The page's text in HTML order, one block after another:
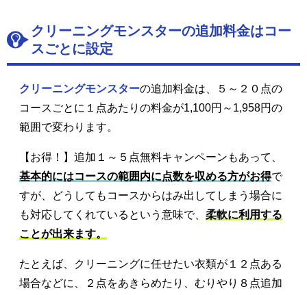
クリーニングモンスターの追加料金はコー
スごとに設定
クリーニングモンスターの追加料金は、５～２０点の
コースごとに１点あたりの料金が1,100円～1,958円の
範囲で変わります。
【お得！】追加１～５点無料キャンペーンもあって、
基本的にはコースの範囲内に点数を収める方がお得で
すが、どうしてもコースからはみ出してしまう場合に
も対応してくれているという意味で、 柔軟に利用する
ことが出来ます。
たとえば、クリーニングに任せたい衣類が１２点ある
場合などに、２点をあきらめたり、むりやり８点追加